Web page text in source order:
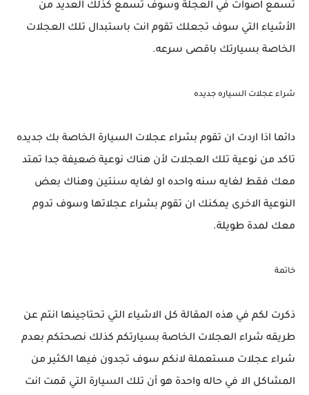
تسمع اصوات في العجلة وسوف تسمع كذلك العديد من
الأشياء التي سوف تجعلك تقوم انت باستبدال تلك العجلات
الخاصة بسيارتك باقصى سرعه.
شراء عجلات السياره جديده
دائما اذا اردت ان تقوم بشراء عجلات السيارة الخاصة بك جديده
تاكد من نوعية تلك العجلات لأن هناك نوعية ضعيفة جدا تمتد
معك فقط لغايه سنه واحده او لغايه سنتين وهناك بعض
النوعية الاخرى يمكنك ان تقوم بشراء عجلاتها وسوف تدوم
معك لمدة طويلة.
خاتمة
ذكرت لكم في هذه المقالة كل الاشياء التي تحتاجينها انتم عن
طريقه شراء العجلات الخاصة بسيارتكم كذلك نصحتكم بعدم
شراء عجلات مستعملة لانكم سوف تجدون فيها الكثير من
المشاكل الا في حاله واحدة هو أن تلك السيارة التي قمت انت